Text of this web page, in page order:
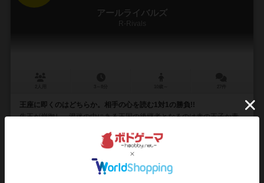
アールライバルズ
R-Rivals
王座に即くのはどちらか。相手の心を読む1対1の勝負!!
先王が崩御し、混迷の中にある王国の後継者となるのは赤の王子か青
用お手軽カードゲームです。 プレイヤー...
1185
経験あり お気に入り